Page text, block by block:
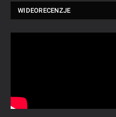
WIDEORECENZJE